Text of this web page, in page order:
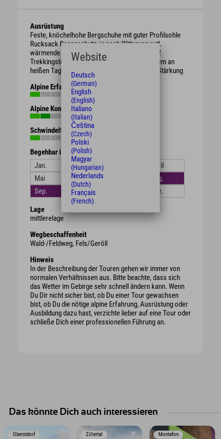
Ausrüstung
Feste, knöchelhohe Bergschuhe mit guter Profilsohle
Rucksack Regenschutz, je nach Witterung evtl.
wärmende Kleidung oder Sonnenschutz ggf. 2
Trekkingstöcke ausreichend Getränke vor allem an
heißen Tagen evtl. Brotzeit / Süßigkeiten zur Stärkung
Alpine Erfahrung
Alpine Kondition
Schwindelfreiheit
Begehbar in den Monaten
Jan.
Feb.
April
Mai
Juni
Aug.
Sep.
Okt. Dez.
Lage
mittlerelage
Wegbeschaffenheit
Wald-/Feldweg, Fels/Geröll
Hinweis
In der Beschreibung der Touren gehen wir immer von
normalen Verhältnissen aus. Bitte beachte, dass sich
das Wetter im Gebirge sehr schnell ändern kann. Wenn
Du Dir nicht sicher bist, ob Du einer Tour gewachsen
bist, ob Du die nötige alpine Erfahrung, Ausrüstung oder
Ausbildung dazu hast, verzichte lieber auf eine Tour oder
schließe Dich einer professionellen Führung an.
Das könnte Dich auch interessieren
Oberstdorf Zillertal Montafon
Website
Deutsch
(German)
English
(English)
Italiano
(Italian)
Čeština
(Czech)
Polski
(Polish)
Magyar
(Hungarian)
Nederlands
(Dutch)
Français
(French)